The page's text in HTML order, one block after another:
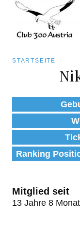
zum
Inhalt
STARTSEITE
Ranking
Mitglied seit
13 Jahre 8
Art/Species
Kategorie für